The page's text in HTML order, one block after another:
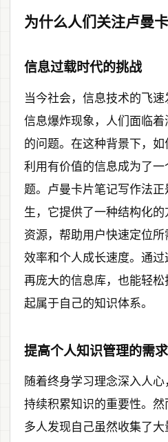
为什么人们关注卢曼
信息过载时代的挑战
当今社会，信息技术的飞
信息爆炸现象，人们面临
的问题。在这种背景下，
利用有价值的信息成为了
题。卢曼卡片笔记写作法
生，它提供了一种结构化
资源，帮助用户快速定位
效率和个人成长速度。通
再庞大的信息库，也能轻
起属于自己的知识体系。
提高个人知识管理的需求
随着终身学习理念深入人
持续积累知识的重要性。
多人发现自己虽然收集了